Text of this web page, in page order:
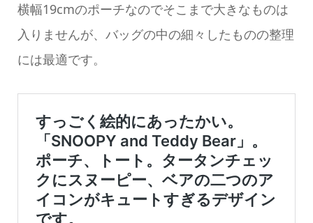
横幅19cmのポーチなのでそこまで大きなものは
入りませんが、バッグの中の細々したものの整理
には最適です。